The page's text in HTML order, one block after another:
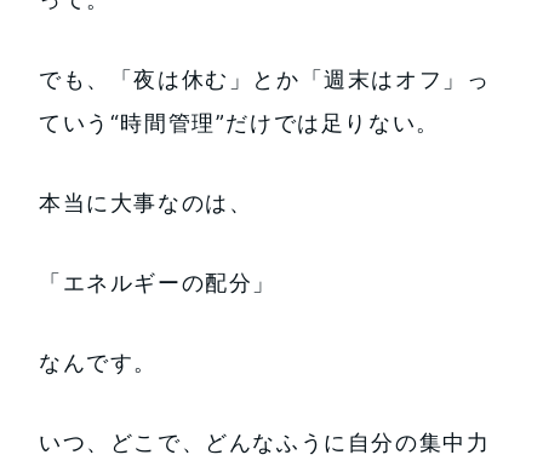
でも、「夜は休む」とか「週末はオフ」っ
ていう“時間管理”だけでは足りない。
本当に大事なのは、
「エネルギーの配分」
なんです。
いつ、どこで、どんなふうに自分の集中力